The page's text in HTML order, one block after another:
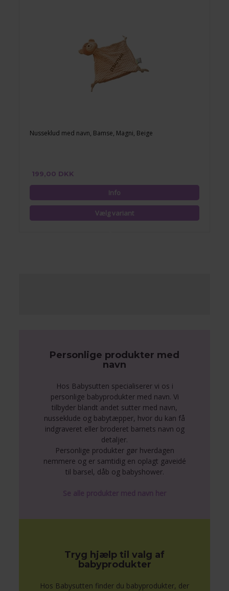
Nusseklud med navn, Bamse, Magni, Beige
199,00 DKK
Personlige produkter med
navn
Hos Babysutten specialiserer vi os i
personlige babyprodukter med navn. Vi
tilbyder blandt andet sutter med navn,
nusseklude og babytæpper, hvor du kan få
indgraveret eller broderet barnets navn og
detaljer.
Personlige produkter gør hverdagen
nemmere og er samtidig en oplagt gaveidé
til barsel, dåb og babyshower.
Se alle produkter med navn her
Tryg hjælp til valg af
babyprodukter
Hos Babysutten finder du babyprodukter, der